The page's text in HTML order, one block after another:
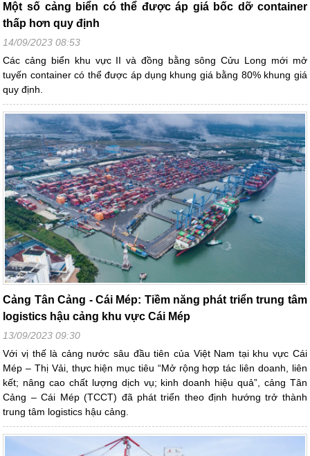
Một số cảng biển có thể được áp giá bốc dỡ container
thấp hơn quy định
14/09/2023 08:53
Các cảng biển khu vực II và đồng bằng sông Cửu Long mới mở
tuyến container có thể được áp dụng khung giá bằng 80% khung giá
quy định.
Cảng Tân Cảng - Cái Mép: Tiềm năng phát triển trung tâm
logistics hậu cảng khu vực Cái Mép
13/09/2023 09:30
Với vị thế là cảng nước sâu đầu tiên của Việt Nam tại khu vực Cái
Mép – Thị Vải, thực hiện mục tiêu “Mở rộng hợp tác liên doanh, liên
kết; nâng cao chất lượng dịch vụ; kinh doanh hiệu quả”, cảng Tân
Cảng – Cái Mép (TCCT) đã phát triển theo định hướng trở thành
trung tâm logistics hậu cảng.